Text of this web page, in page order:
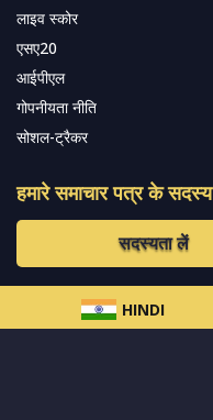
HINDI
लाइव स्कोर
एसए20
आईपीएल
गोपनीयता नीति
सोशल-ट्रैकर
हमारे समाचार पत्र के
सदस्यता लें
हमारा अनुसरण करें और